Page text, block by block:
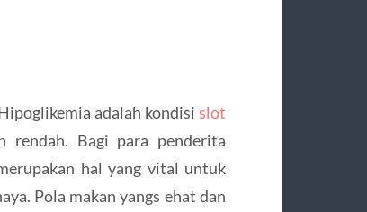
adalah kondisislot
rendah. Bagi para penderita
hal yang vital untuk
Pola makan yangs ehat dan